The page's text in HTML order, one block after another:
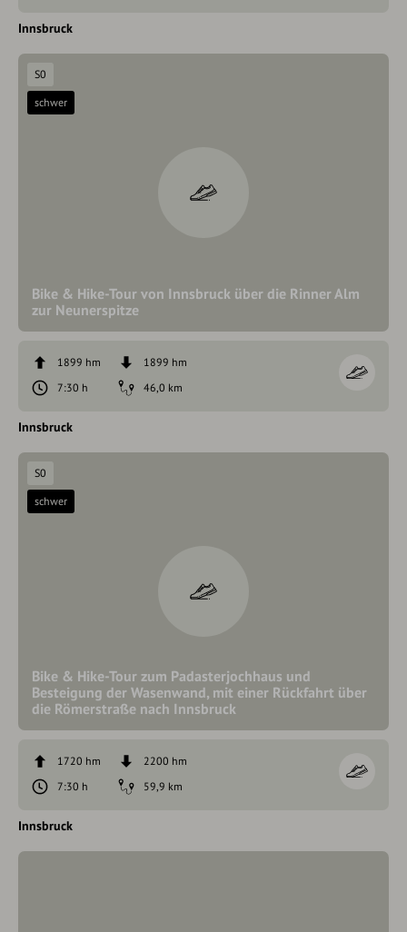
Innsbruck
Bike & Hike-Tour von Innsbruck über die Rinner Alm
zur Neunerspitze
S0
schwer
1899 hm
1899 hm
7:30 h
46,0 km
Innsbruck
Bike & Hike-Tour zum Padasterjochhaus und
Besteigung der Wasenwand, mit einer Rückfahrt über
die Römerstraße nach Innsbruck
S0
schwer
1720 hm
2200 hm
7:30 h
59,9 km
Innsbruck